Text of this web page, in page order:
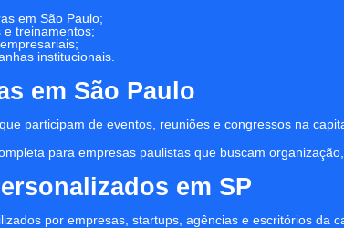
em São Paulo;
e treinamentos;
institucionais.
em São Paulo
participam de eventos, reuniões e congressos na
para empresas paulistas que buscam
em SP
por empresas, startups, agências e escritórios da